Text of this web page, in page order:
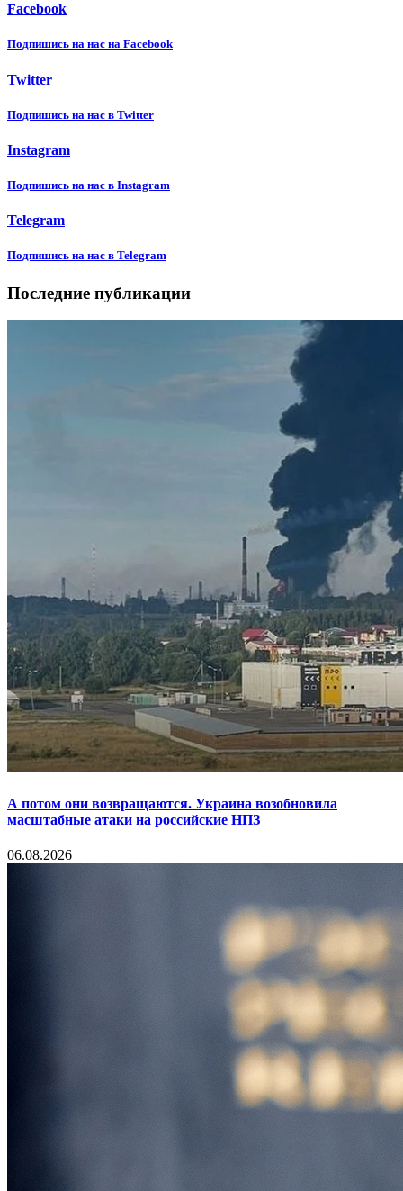
Facebook
Подпишиcь на нас на Facebook
Twitter
Подпишиcь на нас в Twitter
Instagram
Подпишиcь на нас в Instagram
Telegram
Подпишиcь на нас в Telegram
Последние публикации
А потом они возвращаются. Украина возобновила
масштабные атаки на российские НПЗ
06.08.2026